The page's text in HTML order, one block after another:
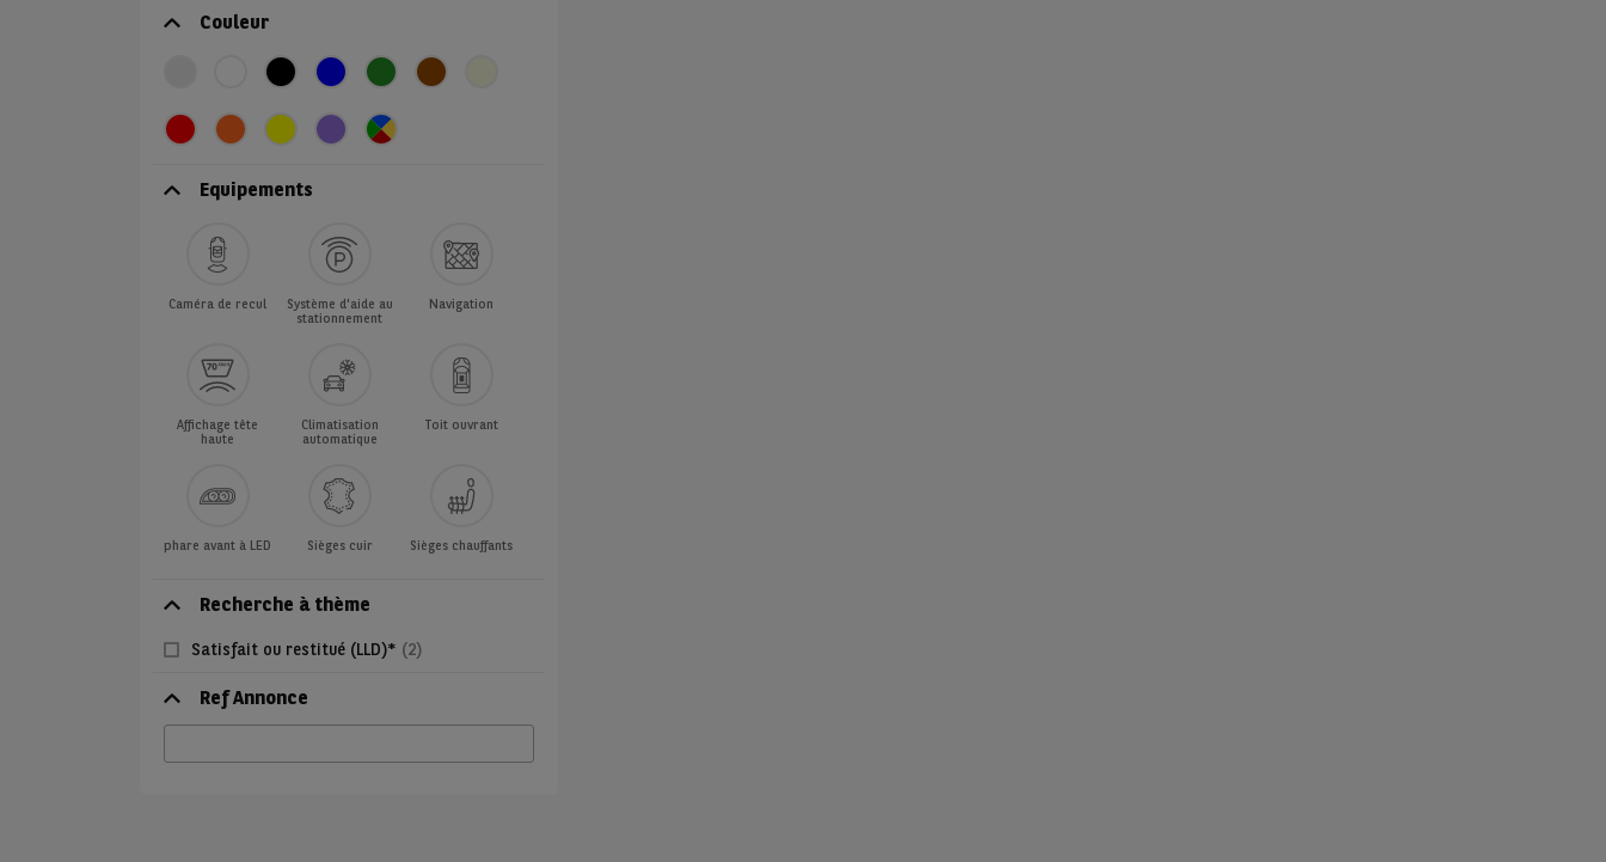
Couleur
Equipements
Caméra de recul
Système d'aide au
stationnement
Navigation
Affichage tête
haute
Climatisation
automatique
Toit ouvrant
phare avant à LED Sièges cuir Sièges chauffants
Recherche à thème
Satisfait ou restitué (LLD)* (2)
Ref Annonce
Annonce